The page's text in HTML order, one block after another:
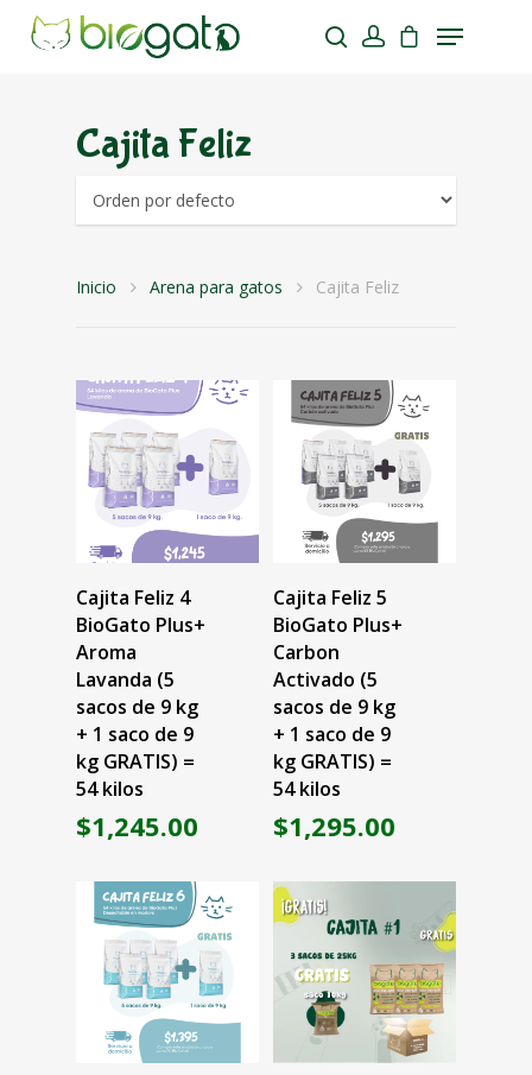
Presiona enter para iniciar tu búsqueda
Cajita Feliz
Inicio Arena para gatos Cajita Feliz
Leer Más
Cajita Feliz 4
BioGato Plus+
Aroma
Lavanda (5
sacos de 9 kg
+ 1 saco de 9
kg GRATIS) =
54 kilos
$1,245.00
Leer Más
Cajita Feliz 5
BioGato Plus+
Carbon
Activado (5
sacos de 9 kg
+ 1 saco de 9
kg GRATIS) =
54 kilos
$1,295.00